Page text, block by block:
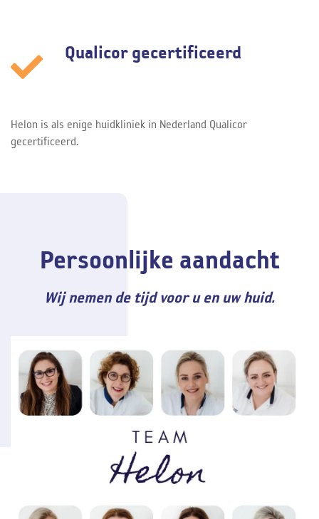
Qualicor gecertificeerd
Helon is als enige huidkliniek in Nederland Qualicor
gecertificeerd.
Persoonlijke aandacht
Wij nemen de tijd voor u en uw huid.